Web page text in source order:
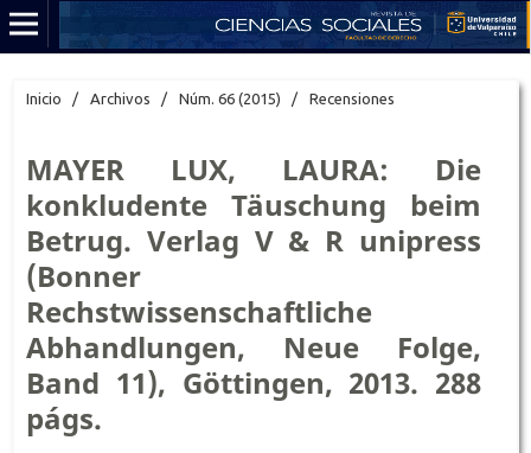
Inicio / Archivos / Núm. 66 (2015) / Recensiones
MAYER LUX, LAURA: Die
konkludente Täuschung beim
Betrug. Verlag V & R unipress
(Bonner
Rechstwissenschaftliche
Abhandlungen, Neue Folge,
Band 11), Göttingen, 2013. 288
págs.